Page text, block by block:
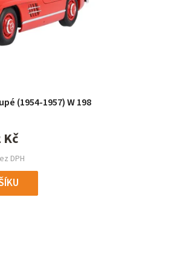
(1954-1957) W 198
DPH
Kč